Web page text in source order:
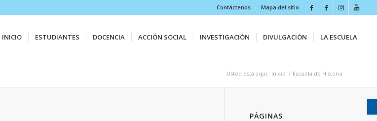
Contáctenos Mapa del sitio
INICIO ESTUDIANTES DOCENCIA ACCIÓN SOCIAL INVESTIGACIÓN DIVULGACIÓN LA ESCUELA
Usted está aquí: Inicio / Escuela de Historia
PÁGINAS